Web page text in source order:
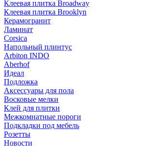
Клеевая плитка Broadway
Клеевая плитка Brooklyn
Керамогранит
Ламинат
Corsica
Напольный плинтус
Arbiton INDO
Aberhof
Идеал
Подложка
Аксессуары для пола
Восковые мелки
Клей для плитки
Межкомнатные пороги
Подкладки под мебель
Розетты
Новости